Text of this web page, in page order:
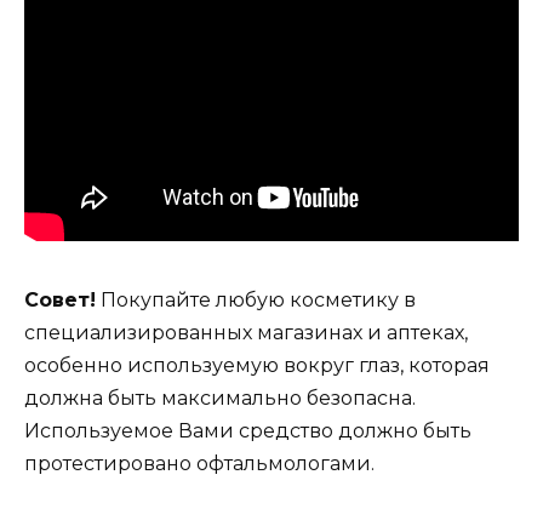
Совет! Покупайте любую косметику в
специализированных магазинах и аптеках,
особенно используемую вокруг глаз, которая
должна быть максимально безопасна.
Используемое Вами средство должно быть
протестировано офтальмологами.